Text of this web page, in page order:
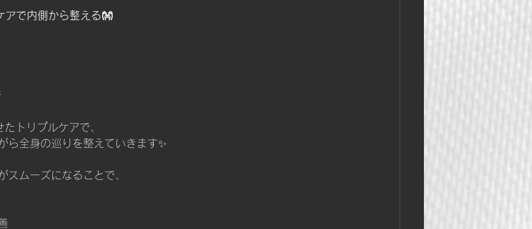
アで内側から整える👐
トリプルケアで、
ら全身の巡りを整えていきます✨
スムーズになることで、